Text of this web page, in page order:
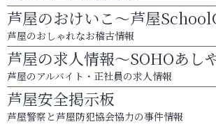
芦屋のおけいこ～芦屋
芦屋のおしゃれなお稽古情報
芦屋の求人情報～SOHOあし
芦屋のアルバイト・正社員の求人情報
芦屋安全掲示板
芦屋警察と芦屋防犯協会協力の事件情報